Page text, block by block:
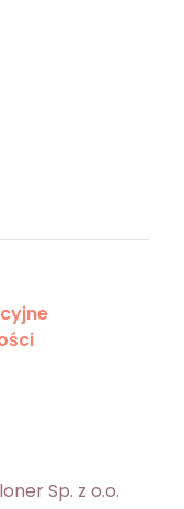
Sp. z o.o.